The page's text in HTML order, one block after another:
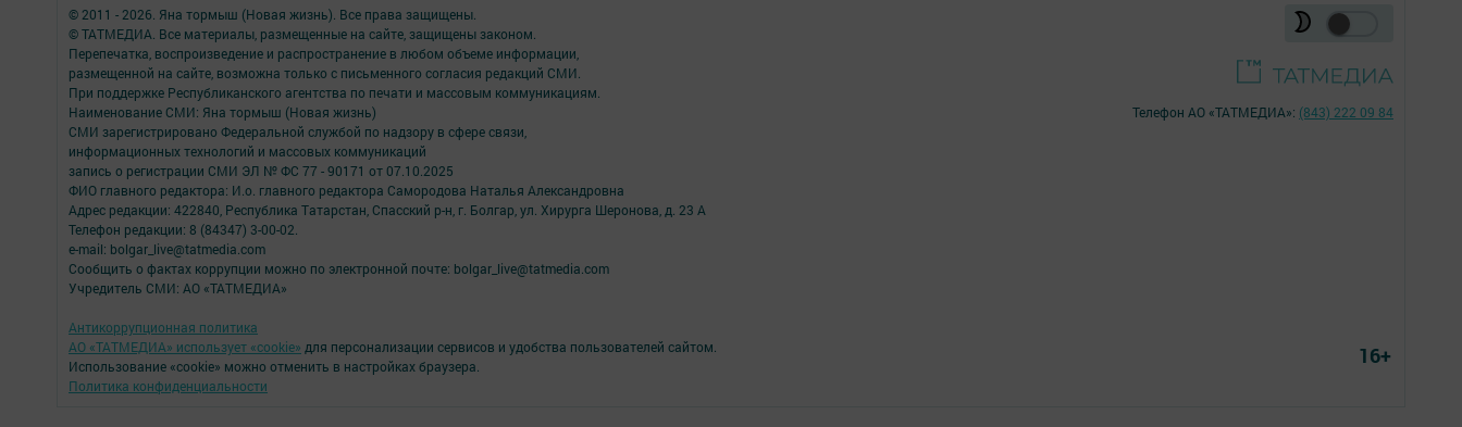
© 2011 - 2026. Яна тормыш (Новая жизнь). Все права защищены.
© ТАТМЕДИА. Все материалы, размещенные на сайте, защищены законом.
Перепечатка, воспроизведение и распространение в любом объеме информации,
размещенной на сайте, возможна только с письменного согласия редакций СМИ.
При поддержке Республиканского агентства по печати и массовым коммуникациям.
Наименование СМИ: Яна тормыш (Новая жизнь)
СМИ зарегистрировано Федеральной службой по надзору в сфере связи,
информационных технологий и массовых коммуникаций
запись о регистрации СМИ ЭЛ № ФС 77 - 90171 от 07.10.2025
ФИО главного редактора: И.о. главного редактора Самородова Наталья Александровна
Адрес редакции: 422840, Республика Татарстан, Спасский р-н, г. Болгар, ул. Хирурга Шеронова, д. 23 А
Телефон редакции: 8 (84347) 3-00-02.
e-mail: bolgar_live@tatmedia.com
Сообщить о фактах коррупции можно по электронной почте: bolgar_live@tatmedia.com
Учредитель СМИ: АО «ТАТМЕДИА»
Антикоррупционная политика
АО «ТАТМЕДИА» использует «cookie» для персонализации сервисов и удобства пользователей сайтом.
Использование «cookie» можно отменить в настройках браузера.
Политика конфиденциальности
Телефон АО «ТАТМЕДИА»: (843) 222 09 84
16+